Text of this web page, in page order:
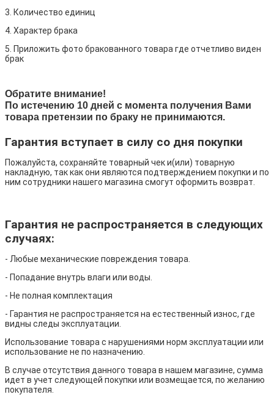
3. Количество единиц
4. Характер брака
5. Приложить фото бракованного товара где отчетливо виден
брак
Обратите внимание!
По истечению 10 дней с момента получения Вами
товара претензии по браку не принимаются.
Гарантия вступает в силу со дня покупки
Пожалуйста, сохраняйте товарный чек и(или) товарную
накладную, так как они являются подтверждением покупки и по
ним сотрудники нашего магазина смогут оформить возврат.
Гарантия не распространяется в следующих
случаях:
- Любые механические повреждения товара.
- Попадание внутрь влаги или воды.
- Не полная комплектация
- Гарантия не распространяется на естественный износ, где
видны следы эксплуатации.
Использование товара с нарушениями норм эксплуатации или
использование не по назначению.
В случае отсутствия данного товара в нашем магазине, сумма
идет в учет следующей покупки или возмещается, по желанию
покупателя.